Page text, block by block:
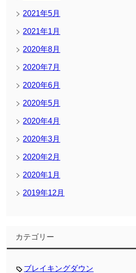
2021年5月
2021年1月
2020年8月
2020年7月
2020年6月
2020年5月
2020年4月
2020年3月
2020年2月
2020年1月
2019年12月
カテゴリー
ブレイキングダウン